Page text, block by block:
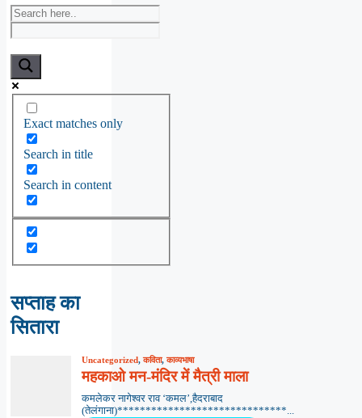
Exact matches only
Search in title
Search in content
सप्ताह का
सितारा
Uncategorized,कविता,काव्यभाषा
महकाओ मन-मंदिर में मैत्री माला
कमलेकर नागेश्वर राव ‘कमल’,हैदराबाद
(तेलंगाना)******************************...